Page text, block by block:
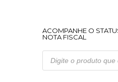
ACOMPANHE O
NOTA FISCAL
Pesquisar
produtos